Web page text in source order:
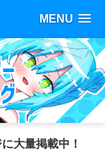
MENU
大量掲載中！